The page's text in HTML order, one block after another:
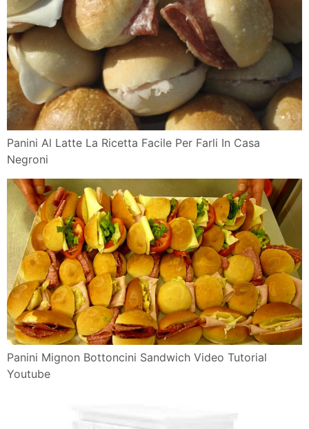
Panini Al Latte La Ricetta Facile Per Farli In Casa
Negroni
Panini Mignon Bottoncini Sandwich Video Tutorial
Youtube